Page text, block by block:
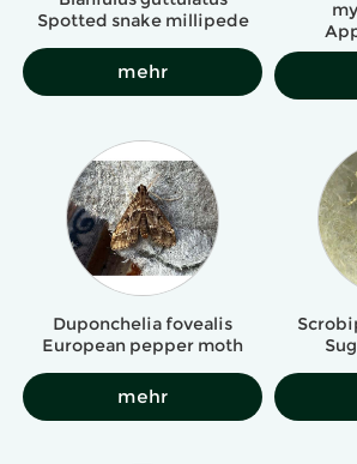
Spotted snake millipede
mehr
Duponchelia fovealis
European pepper moth
mehr